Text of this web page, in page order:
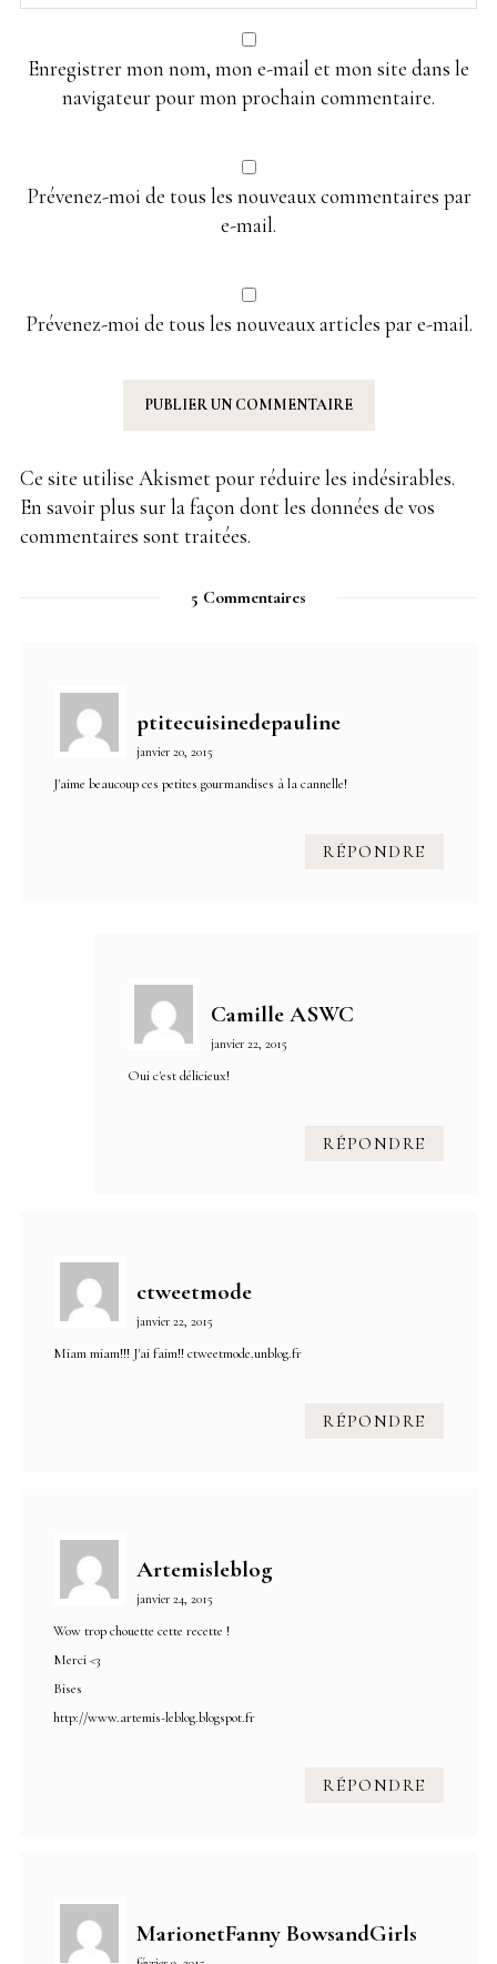
Enregistrer mon nom, mon e-mail et mon site dans le
navigateur pour mon prochain commentaire.
Prévenez-moi de tous les nouveaux commentaires par
e-mail.
Prévenez-moi de tous les nouveaux articles par e-mail.
Ce site utilise Akismet pour réduire les indésirables.
En savoir plus sur la façon dont les données de vos
commentaires sont traitées.
5 Commentaires
ptitecuisinedepauline
janvier 20, 2015
J'aime beaucoup ces petites gourmandises à la cannelle!
RÉPONDRE
Camille ASWC
janvier 22, 2015
Oui c'est délicieux!
RÉPONDRE
ctweetmode
janvier 22, 2015
Miam miam!!! J'ai faim!! ctweetmode.unblog.fr
RÉPONDRE
Artemisleblog
janvier 24, 2015
Wow trop chouette cette recette !
Merci <3
Bises
http://www.artemis-leblog.blogspot.fr
RÉPONDRE
MarionetFanny BowsandGirls